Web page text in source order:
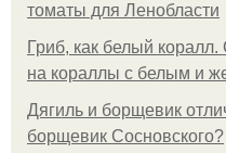
томаты для Ленобласти
Гриб, как белый
на кораллы с белым и
Дягиль и борщевик
борщевик Сосновского?